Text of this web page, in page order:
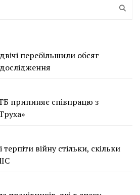
перебільшили обсяг
припиняє співпрацю з
терпіти війну стільки, скільки